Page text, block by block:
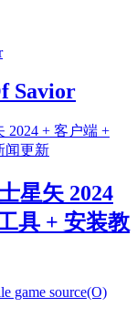
Savior
星矢 2024
具 + 安装教